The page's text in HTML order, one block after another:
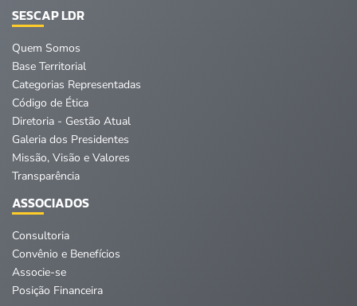
SESCAP LDR
Quem Somos
Base Territorial
Categorias Representadas
Código de Ética
Diretoria - Gestão Atual
Galeria dos Presidentes
Missão, Visão e Valores
Transparência
ASSOCIADOS
Consultoria
Convênio e Benefícios
Associe-se
Posição Financeira